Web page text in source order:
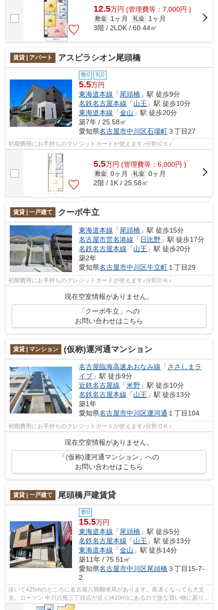
12.5万円 (管理費等：7,000円 )
敷金 1ヶ月 礼金
1ヶ月
3階 / 2LDK / 60.44㎡
賃貸 | アパート アスピラシオン尾頭橋
敷0 礼0
5.5万円
東海道本線 「尾頭橋 」駅 徒歩9分
名鉄名古屋本線 「山王 」駅 徒歩10分
東海道本線 「金山 」駅 徒歩20分
築7年 / 25.58㎡
愛知県名古屋市中川区石場町３丁目27
初期費用にお手持ちのクレジットカードが使えます♪分割ＯＫ♪
5.5万円 (管理費等：6,000円 )
敷金 0ヶ月 礼金 0ヶ月
2階 / 1K / 25.58㎡
賃貸 | 一戸建て クーボ牛立
東海道本線 「尾頭橋 」駅 徒歩15分
名古屋市営名港線 「 日比野 」駅 徒歩17分
名鉄名古屋本線 「山王 」駅 徒歩20分
築2年
愛知県名古屋市中川区牛立町 １丁目29
初期費用にお手持ちのクレジットカードが使えます♪分割ＯＫ♪
現在空室情報がありません。
「クーボ牛立」への
お問い合わせはこちら
賃貸 | マンション (仮称)運河通マンション
名古屋臨海高速あおなみ線 「ささしまラ
イブ 」駅 徒歩9分
近鉄名古屋線 「米野 」駅 徒歩10分
名鉄名古屋本線 「山王 」駅 徒歩13分
築1年
愛知県名古屋市中川区運河通 １丁目104
初期費用にお手持ちのクレジットカードが使えます♪分割ＯＫ♪
現在空室情報がありません。
「(仮称)運河通マンション」への
お問い合わせはこちら
賃貸 | 一戸建て 尾頭橋戸建賃貸
敷0
15.5万円
東海道本線 「尾頭橋 」駅 徒歩5分
名鉄名古屋本線 「山王 」駅 徒歩13分
東海道本線 「金山 」駅 徒歩14分
築11年 / 75.51㎡
愛知県名古屋市中川区尾頭橋３丁目15-7-
2
歩いて425mのところに名古屋八熊郵便局があります。夜遅くなっても大丈
夫。ローソン 中川八熊三丁目店が近く(410m)にあるので急な買い物に困りに
くい立地です。徒歩5分の距離に駅があ...